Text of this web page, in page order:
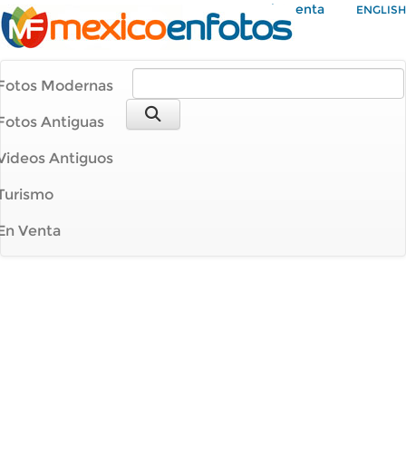
Mi Cuenta ENGLISH
Modernas
Antiguas
Antiguos
Venta